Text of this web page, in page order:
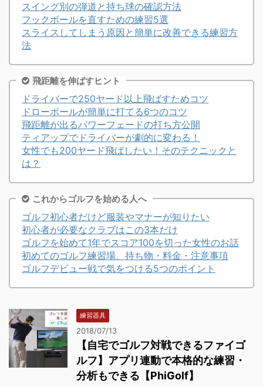
スイング別の弾道と持ち球の確認方法
フックボールを直すための練習5選
スライスしてしまう原因と簡単に改善できる練習方
法
飛距離を伸ばすヒント
ドライバーで250ヤード以上飛ばすためコツ
ドローボールが簡単に打てる6つのコツ
飛距離が出るパワーフェードの打ち方公開
ティアップでドライバーが劇的に変わる！
女性でも200ヤード飛ばしたい！そのテクニックと
は？
これからゴルフを始める人へ
ゴルフ初心者だけど服装やマナーが知りたい
初心者が必要なクラブはこの3本だけ
ゴルフを始めて1年でスコア100を切った女性のお話
初めてのゴルフ練習場、持ち物・料金・注意事項
ゴルフデビュー戦で気をつける5つのポイント
練習器具
2018/07/13
【自宅でゴルフ対戦できるファイゴ
ルフ】アプリ連動で本格的な練習・
分析もできる【PhiGolf】